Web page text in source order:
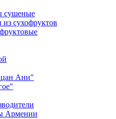
сушеные
сухофруктов
Ани"
Армении